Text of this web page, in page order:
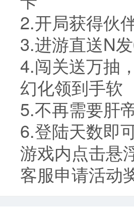
2.开局获得伙
3.进游直送N
4.闯关送万抽
幻化领到手软
5.不再需要肝
6.登陆天数即
游戏内点击悬
客服申请活动